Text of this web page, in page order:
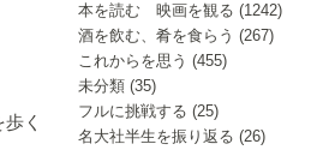
本を読む 映画を観る (1242)
酒を飲む、肴を食らう (267)
これからを思う (455)
未分類 (35)
フルに挑戦する (25)
名大社半生を振り返る (26)
く